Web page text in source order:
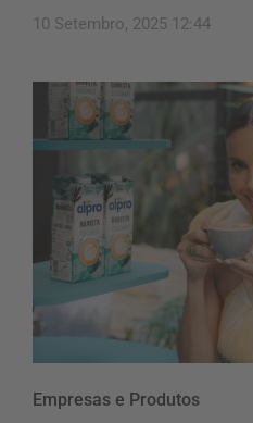
10 Setembro, 2025 12:44
Empresas e Produtos